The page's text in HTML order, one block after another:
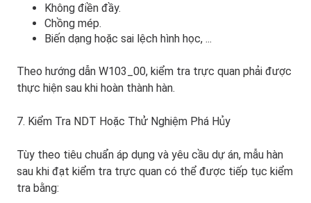
Không điền đầy.
Chồng mép.
Biến dạng hoặc sai lệch hình học, ...
Theo hướng dẫn W103_00, kiểm tra trực quan phải được
thực hiện sau khi hoàn thành hàn.
7. Kiểm Tra NDT Hoặc Thử Nghiệm Phá Hủy
Tùy theo tiêu chuẩn áp dụng và yêu cầu dự án, mẫu hàn
sau khi đạt kiểm tra trực quan có thể được tiếp tục kiểm
tra bằng: